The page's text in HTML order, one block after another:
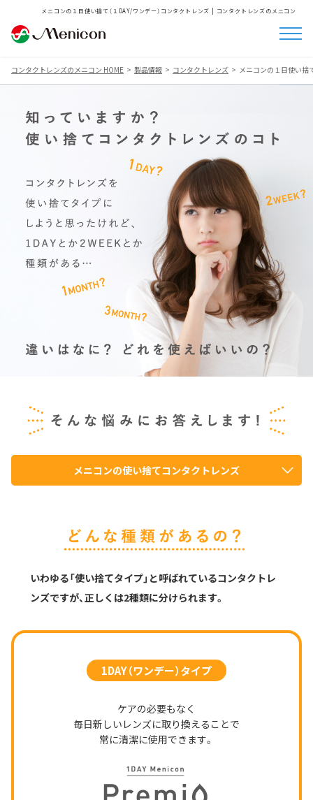
メニコンの１日使い捨て（１DAY/ワンデー）コンタクトレンズ | コンタクトレンズのメニコン
コンタクトレンズのメニコン HOME 製品情報 コンタクトレンズ メニコンの１日使い捨
メニコンの使い捨てコンタクトレンズ
いわゆる「使い捨てタイプ」と呼ばれているコンタクトレ
ンズですが、正しくは2種類に分けられます。
1DAY（ワンデー）タイプ
ケアの必要もなく
毎日新しいレンズに取り換えることで
常に清潔に使用できます。